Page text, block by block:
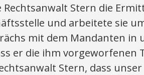
Stern die
und arbeitete sie
mit dem Mandanten in
er die ihm vorgeworfenen
Stern, dass